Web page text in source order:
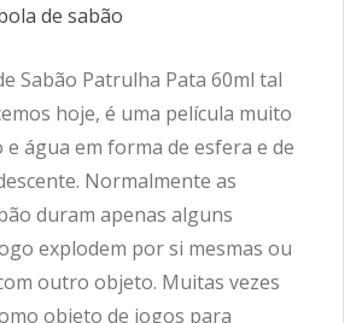
de sabão
Sabão Patrulha Pata 60ml tal
hoje, é uma película muito
e água em forma de esfera e de
Normalmente as
duram apenas alguns
explodem por si mesmas ou
outro objeto. Muitas vezes
objeto de jogos para